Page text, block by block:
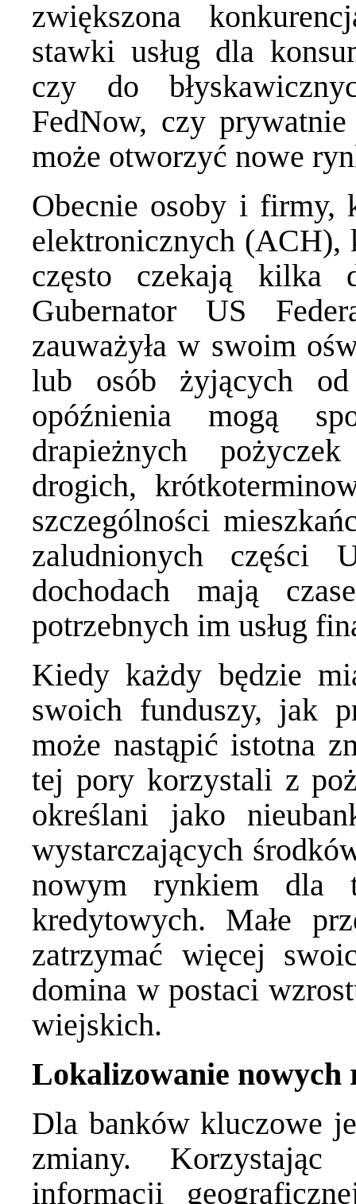
zwiększona
stawki usług dla
czy do
FedNow, czy
może otworzyć nowe
Obecnie osoby i firmy,
elektronicznych (ACH),
często czekają kilka
Gubernator US
zauważyła w swoim
lub osób żyjących
opóźnienia mogą
drapieżnych
drogich,
szczególności
zaludnionych części
dochodach mają
potrzebnych im usług
Kiedy każdy będzie
swoich funduszy, jak
może nastąpić istotna
tej pory korzystali z
określani jako
wystarczających
nowym rynkiem dla
kredytowych. Małe
zatrzymać więcej
domina w postaci
wiejskich.
Lokalizowanie nowych
Dla banków kluczowe
zmiany. Korzystając
informacji